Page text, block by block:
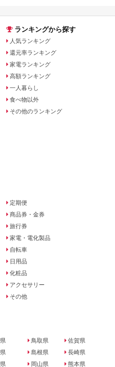
ランキングから探す
人気ランキング
還元率ランキング
家電ランキング
高額ランキング
一人暮らし
食べ物以外
その他のランキング
定期便
商品券・金券
旅行券
家電・電化製品
自転車
日用品
化粧品
アクセサリー
その他
鳥取県
島根県
岡山県
佐賀県
長崎県
熊本県